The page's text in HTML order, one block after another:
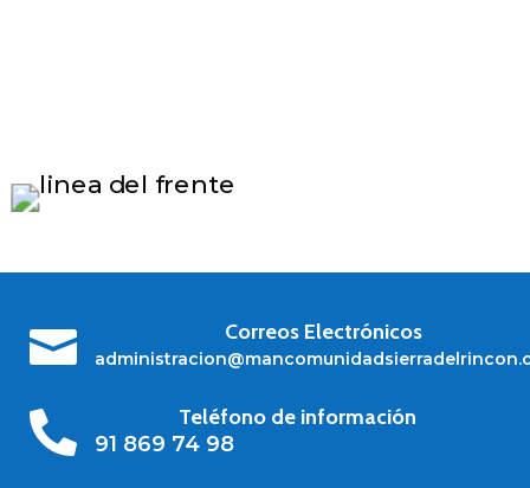
 Correos Electrónicos

Teléfono de información
91 869 74 98